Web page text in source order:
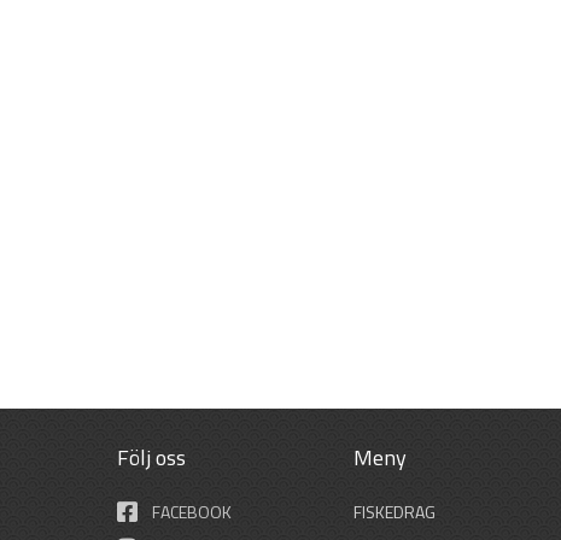
Följ oss
FACEBOOK
Meny
FISKEDRAG